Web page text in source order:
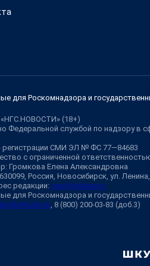
для Роскомнадзора и
«НГС.НОВОСТИ» (18+)
Федеральной службой по надзору в
регистрации СМИ ЭЛ № ФС 77—84683
с ограниченной
Громкова Елена Александровна
Россия, Новосибирск, ул.
редакции: ngs@shkulev.ru
для Роскомнадзора и
, 8 (800) 200-03-83 (доб.3)